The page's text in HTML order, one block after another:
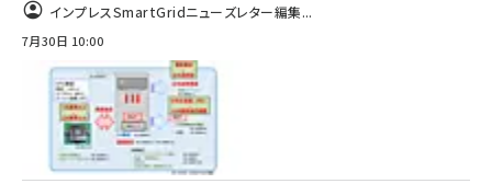
インプレスSmartGridニューズレター編集...
7月30日 10:00